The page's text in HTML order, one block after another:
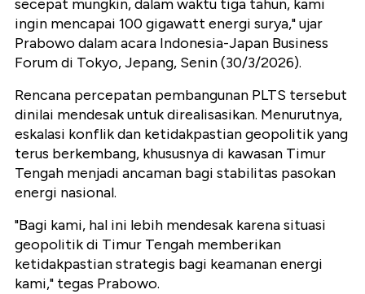
secepat mungkin, dalam waktu tiga tahun, kami
ingin mencapai 100 gigawatt energi surya," ujar
Prabowo dalam acara Indonesia-Japan Business
Forum di Tokyo, Jepang, Senin (30/3/2026).
Rencana percepatan pembangunan PLTS tersebut
dinilai mendesak untuk direalisasikan. Menurutnya,
eskalasi konflik dan ketidakpastian geopolitik yang
terus berkembang, khususnya di kawasan Timur
Tengah menjadi ancaman bagi stabilitas pasokan
energi nasional.
"Bagi kami, hal ini lebih mendesak karena situasi
geopolitik di Timur Tengah memberikan
ketidakpastian strategis bagi keamanan energi
kami," tegas Prabowo.